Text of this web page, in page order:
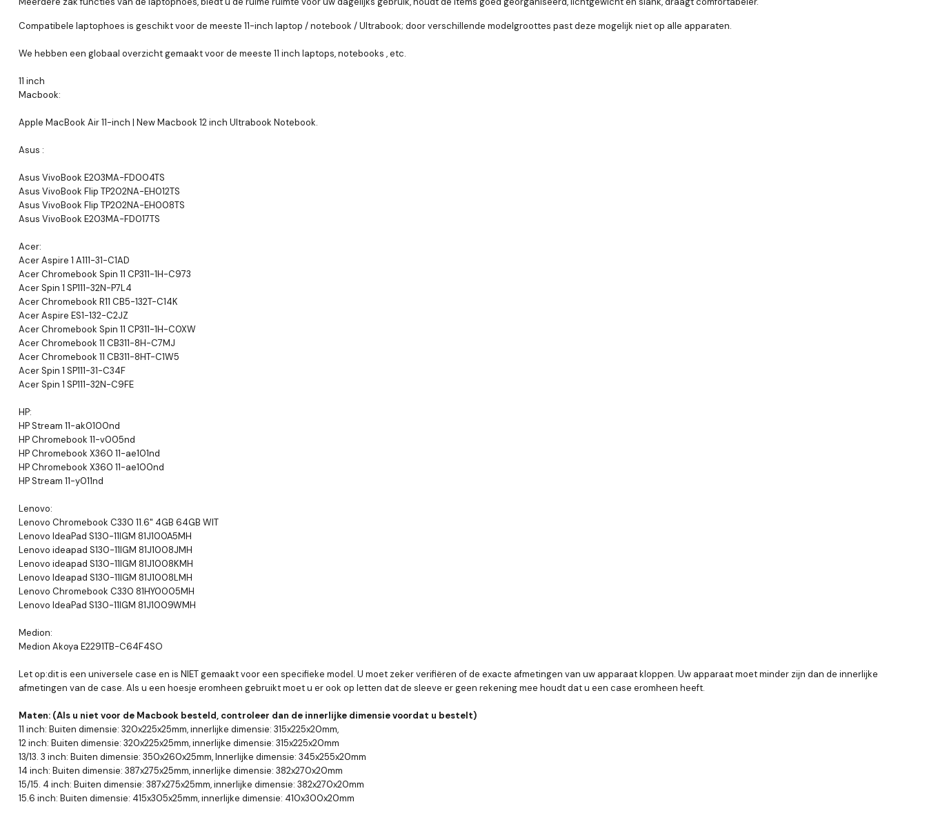
Compatibele laptophoes is geschikt voor de meeste 11-inch laptop / notebook / Ultrabook; door verschillende modelgroottes past deze mogelijk niet op alle apparaten.
We hebben een globaal overzicht gemaakt voor de meeste 11 inch laptops, notebooks , etc.
11 inch
Macbook:
Apple MacBook Air 11-inch | New Macbook 12 inch Ultrabook Notebook.
Asus :
Asus VivoBook E203MA-FD004TS
Asus VivoBook Flip TP202NA-EH012TS
Asus VivoBook Flip TP202NA-EH008TS
Asus VivoBook E203MA-FD017TS
Acer:
Acer Aspire 1 A111-31-C1AD
Acer Chromebook Spin 11 CP311-1H-C973
Acer Spin 1 SP111-32N-P7L4
Acer Chromebook R11 CB5-132T-C14K
Acer Aspire ES1-132-C2JZ
Acer Chromebook Spin 11 CP311-1H-C0XW
Acer Chromebook 11 CB311-8H-C7MJ
Acer Chromebook 11 CB311-8HT-C1W5
Acer Spin 1 SP111-31-C34F
Acer Spin 1 SP111-32N-C9FE
HP:
HP Stream 11-ak0100nd
HP Chromebook 11-v005nd
HP Chromebook X360 11-ae101nd
HP Chromebook X360 11-ae100nd
HP Stream 11-y011nd
Lenovo:
Lenovo Chromebook C330 11.6" 4GB 64GB WIT
Lenovo IdeaPad S130-11IGM 81J100A5MH
Lenovo ideapad S130-11IGM 81J1008JMH
Lenovo ideapad S130-11IGM 81J1008KMH
Lenovo Ideapad S130-11IGM 81J1008LMH
Lenovo Chromebook C330 81HY0005MH
Lenovo IdeaPad S130-11IGM 81J1009WMH
Medion:
Medion Akoya E2291TB-C64F4SO
Let op:dit is een universele case en is NIET gemaakt voor een specifieke model. U moet zeker verifiëren of de exacte afmetingen van uw apparaat kloppen. Uw apparaat moet minder zijn dan de innerlijke
afmetingen van de case. Als u een hoesje eromheen gebruikt moet u er ook op letten dat de sleeve er geen rekening mee houdt dat u een case eromheen heeft.
Maten: (Als u niet voor de Macbook besteld, controleer dan de innerlijke dimensie voordat u bestelt)
11 inch: Buiten dimensie: 320x225x25mm, innerlijke dimensie: 315x225x20mm,
12 inch: Buiten dimensie: 320x225x25mm, innerlijke dimensie: 315x225x20mm
13/13. 3 inch: Buiten dimensie: 350x260x25mm, Innerlijke dimensie: 345x255x20mm
14 inch: Buiten dimensie: 387x275x25mm, innerlijke dimensie: 382x270x20mm
15/15. 4 inch: Buiten dimensie: 387x275x25mm, innerlijke dimensie: 382x270x20mm
15.6 inch: Buiten dimensie: 415x305x25mm, innerlijke dimensie: 410x300x20mm